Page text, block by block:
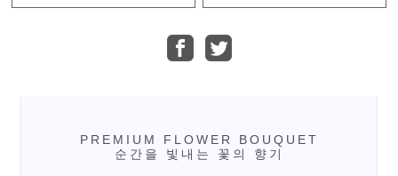
PREMIUM FLOWER BOUQUET
순간을 빛내는 꽃의 향기